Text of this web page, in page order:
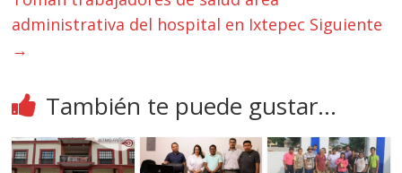
administrativa del hospital en Ixtepec Siguiente
→
También te puede gustar...